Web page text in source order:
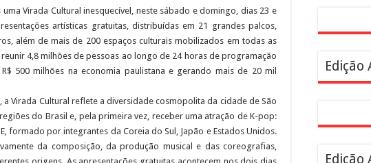
à aprendizagem usadas por estudantes da rede estadual SP
Primeira Infância
apresentam demandas de zeladoria na Casa Civil
Virada Cultural inesquecível, neste sábado e domingo, dias 23 e
artísticas gratuitas, distribuídas em 21 grandes palcos,
além de mais de 200 espaços culturais mobilizados em todas as
4,8 milhões de pessoas ao longo de 24 horas de programação
500 milhões na economia paulistana e gerando mais de 20 mil
a Virada Cultural reflete a diversidade cosmopolita da cidade de São
do Brasil e, pela primeira vez, receber uma atração de K-pop:
formado por integrantes da Coreia do Sul, Japão e Estados Unidos.
da composição, da produção musical e das coreografias,
Edição
Edição